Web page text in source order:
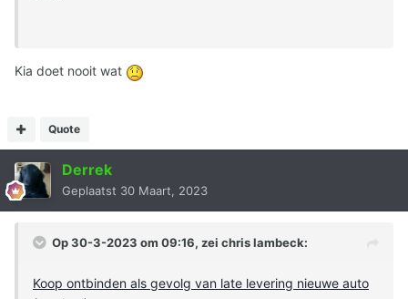
Kia doet nooit wat
Quote
Derrek
Geplaatst 30 Maart, 2023
Op 30-3-2023 om 09:16, zei chris lambeck:
Koop ontbinden als gevolg van late levering nieuwe auto